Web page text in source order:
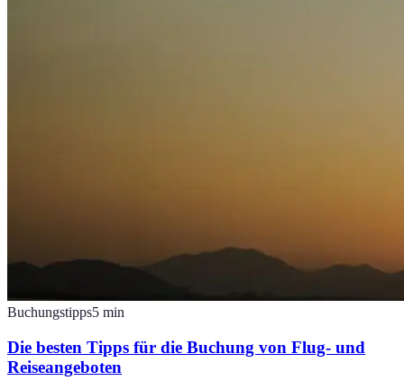
Buchungstipps5 min
Die besten Tipps für die Buchung von Flug- und
Reiseangeboten